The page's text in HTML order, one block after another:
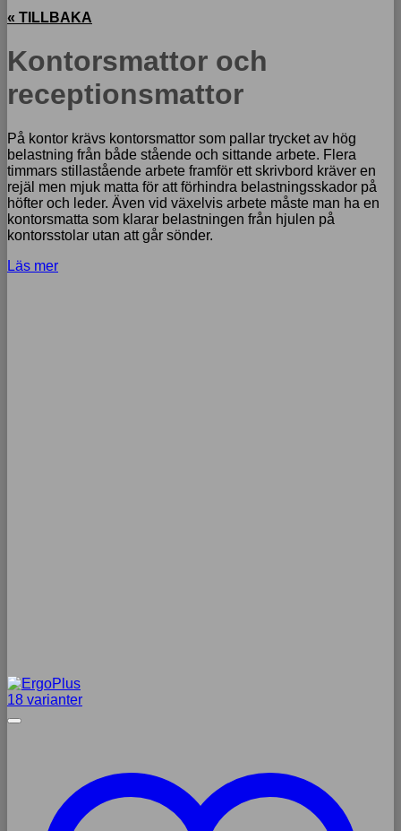
« TILLBAKA
Kontorsmattor och
receptionsmattor
På kontor krävs kontorsmattor som pallar trycket av hög
belastning från både stående och sittande arbete. Flera
timmars stillastående arbete framför ett skrivbord kräver en
rejäl men mjuk matta för att förhindra belastningsskador på
höfter och leder. Även vid växelvis arbete måste man ha en
kontorsmatta som klarar belastningen från hjulen på
kontorsstolar utan att går sönder.
Läs mer
18 varianter